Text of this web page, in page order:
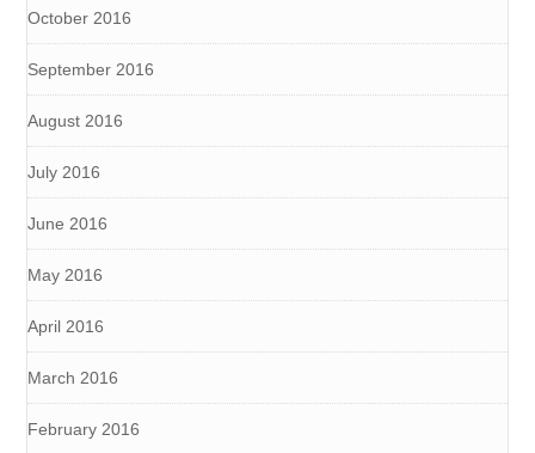
October 2016
September 2016
August 2016
July 2016
June 2016
May 2016
April 2016
March 2016
February 2016